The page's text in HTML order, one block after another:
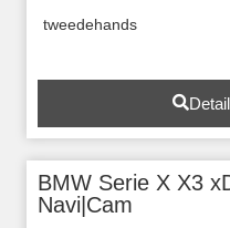
tweedehands
BMW Serie X X3
Navi|Cam